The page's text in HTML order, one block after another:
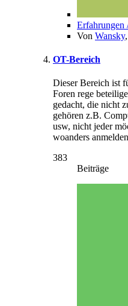
Erfahrungen
Von Wansky,
OT-Bereich
Dieser Bereich ist
Foren rege
gedacht, die nicht
gehören z.B.
usw, nicht jeder
woanders
383
Beiträge